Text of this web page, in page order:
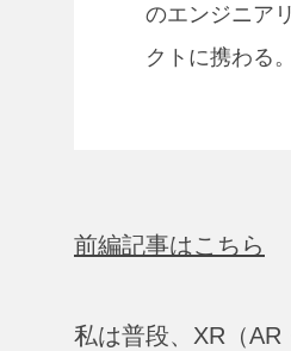
のエンジニア
クトに携わる。
前編記事はこちら
私は普段、XR（